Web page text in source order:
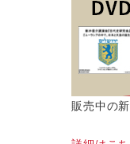
販売中の